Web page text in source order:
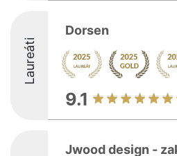
Laureáti
Dorsen
9.1
Jwood design -